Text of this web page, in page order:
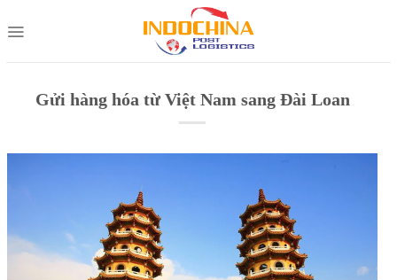
to
Gửi hàng hóa từ Việt Nam sang Đài Loan